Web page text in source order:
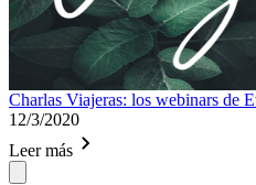
Charlas Viajeras: los webinars de
12/3/2020
Leer más